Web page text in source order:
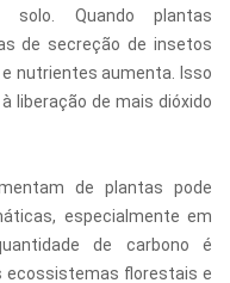
solo. Quando plantas
de secreção de insetos
nutrientes aumenta. Isso
liberação de mais dióxido
de plantas pode
especialmente em
de carbono é
ecossistemas florestais e